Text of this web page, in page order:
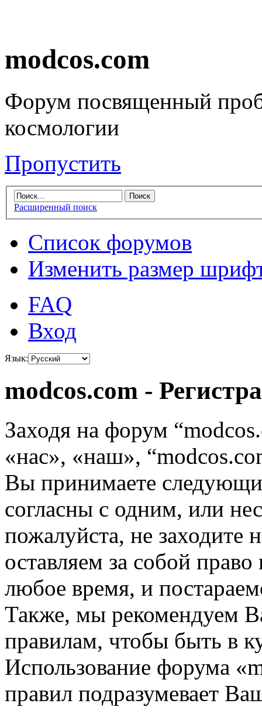
modcos.com
Форум посвященный
космологии
Пропустить
Расширенный поиск
Список форумов
Изменить размер
FAQ
Вход
Язык:
modcos.com -
Заходя на форум
«нас», «наш»,
Вы принимаете
согласны с одним, или
пожалуйста, не
оставляем за собой
любое время, и
Также, мы рекомендуем
правилам, чтобы быть в
Использование форума
правил подразумевает